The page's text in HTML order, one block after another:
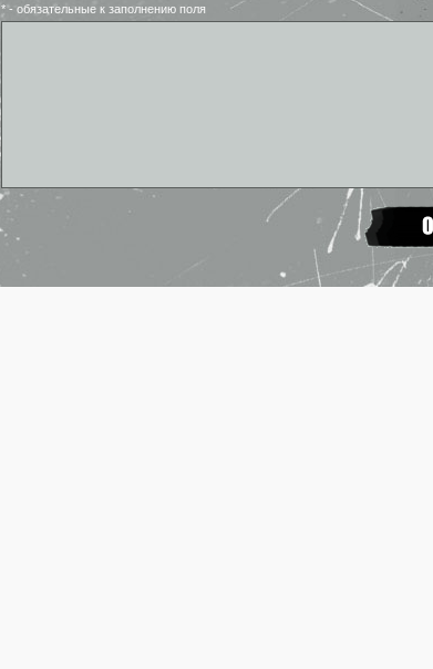
* - обязательные к заполнению поля